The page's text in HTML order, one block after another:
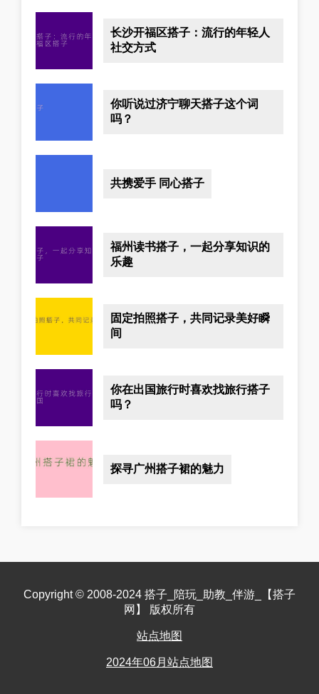
长沙开福区搭子：流行的年轻人
社交方式
你听说过济宁聊天搭子这个词
吗？
共携爱手 同心搭子
福州读书搭子，一起分享知识的
乐趣
固定拍照搭子，共同记录美好瞬
间
你在出国旅行时喜欢找旅行搭子
吗？
探寻广州搭子裙的魅力
Copyright © 2008-2024 搭子_陪玩_助教_伴游_【搭子
网】 版权所有
站点地图
2024年06月站点地图